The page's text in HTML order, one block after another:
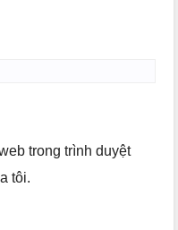
trong trình duyệt
tôi.